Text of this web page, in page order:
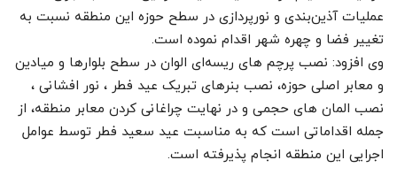
عملیات آذین‌بندی و نورپردازی در سطح حوزه این منطقه نسبت به
تغییر فضا و چهره شهر اقدام نموده است.
وی افزود: نصب پرچم های ریسه‌ای الوان در سطح بلوارها و میادین
و معابر اصلی حوزه، نصب بنرهای تبریک عید فطر ، نور افشانی ،
نصب المان های حجمی و در نهایت چراغانی کردن معابر منطقه، از
جمله اقداماتی است که به مناسبت عید سعید فطر توسط عوامل
اجرایی این منطقه انجام پذیرفته است.